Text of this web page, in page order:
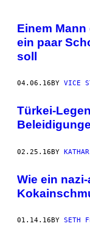
Einem
ein paar
soll
04.06.16 BY VICE
Türkei-
02.25.16BY
Wie ein
01.14.16 BY SETH